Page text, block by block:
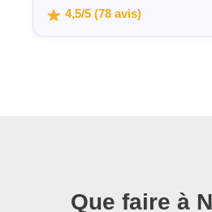
4,5/5 (78 avis)
Que faire à